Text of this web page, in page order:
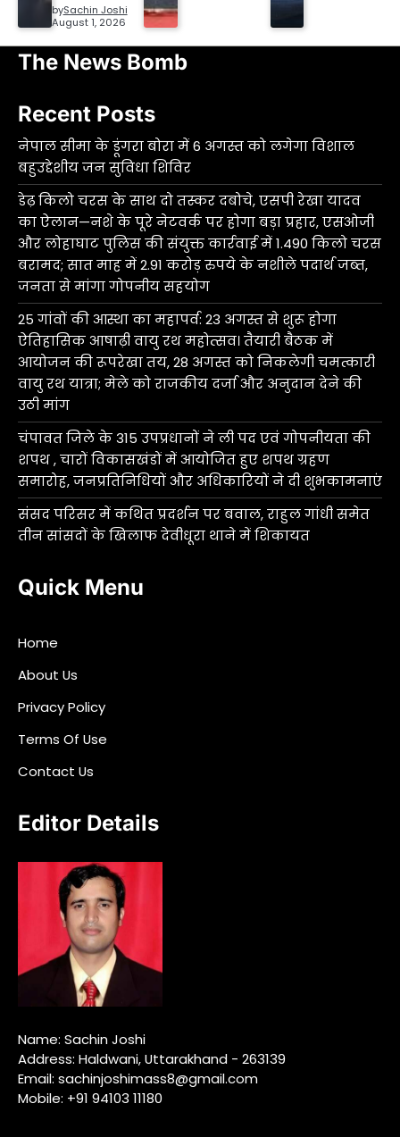
bySachin Joshi
August 1, 2026
The News Bomb
Recent Posts
नेपाल सीमा के डूंगरा बोरा में 6 अगस्त को लगेगा विशाल
बहुउद्देशीय जन सुविधा शिविर
डेढ़ किलो चरस के साथ दो तस्कर दबोचे, एसपी रेखा यादव
का ऐलान—नशे के पूरे नेटवर्क पर होगा बड़ा प्रहार, एसओजी
और लोहाघाट पुलिस की संयुक्त कार्रवाई में 1.490 किलो चरस
बरामद; सात माह में 2.91 करोड़ रुपये के नशीले पदार्थ जब्त,
जनता से मांगा गोपनीय सहयोग
25 गांवों की आस्था का महापर्व: 23 अगस्त से शुरू होगा
ऐतिहासिक आषाढ़ी वायु रथ महोत्सव। तैयारी बैठक में
आयोजन की रूपरेखा तय, 28 अगस्त को निकलेगी चमत्कारी
वायु रथ यात्रा; मेले को राजकीय दर्जा और अनुदान देने की
उठी मांग
चंपावत जिले के 315 उपप्रधानों ने ली पद एवं गोपनीयता की
शपथ , चारों विकासखंडों में आयोजित हुए शपथ ग्रहण
समारोह, जनप्रतिनिधियों और अधिकारियों ने दी शुभकामनाएं
संसद परिसर में कथित प्रदर्शन पर बवाल, राहुल गांधी समेत
तीन सांसदों के खिलाफ देवीधूरा थाने में शिकायत
Quick Menu
Home
About Us
Privacy Policy
Terms Of Use
Contact Us
Editor Details
Name: Sachin Joshi
Address: Haldwani, Uttarakhand - 263139
Email: sachinjoshimass8@gmail.com
Mobile: +91 94103 11180